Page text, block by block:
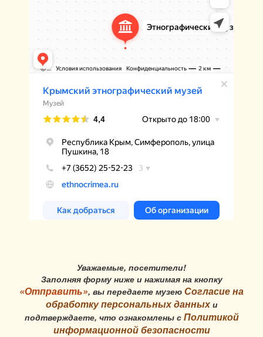
Уважаемые, посетители!
Заполняя форму ниже и нажимая на кнопку
«Отправить», вы передаете музею Согласие на
обработку персональных данныхи
подтверждаете, что ознакомлены с Политикой
информационной безопасности